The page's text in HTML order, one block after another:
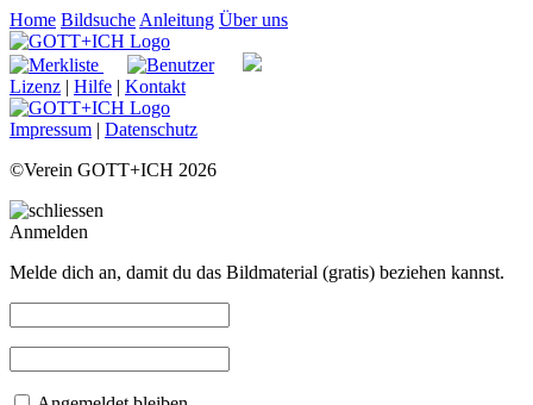
Home Bildsuche Anleitung Über uns
Lizenz | Hilfe | Kontakt
Impressum | Datenschutz
©Verein GOTT+ICH 2026
Anmelden
Melde dich an, damit du das Bildmaterial (gratis) beziehen kannst.